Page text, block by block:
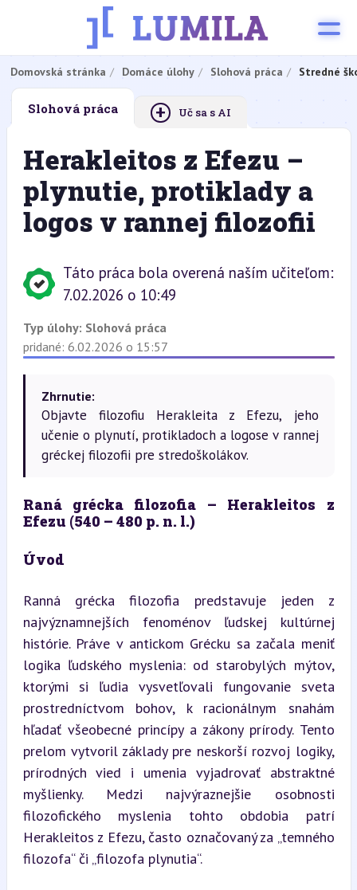
Domovská stránka Domáce úlohy Slohová práca Stredné
Slohová práca + Uč sa s AI
Herakleitos z Efezu –
plynutie, protiklady a
logos v rannej filozofii
Táto práca bola overená naším učiteľom:
7.02.2026 o 10:49
Typ úlohy: Slohová práca
pridané: 6.02.2026 o 15:57
Zhrnutie:
Objavte filozofiu Herakleita z Efezu, jeho
učenie o plynutí, protikladoch a logose v rannej
gréckej filozofii pre stredoškolákov.
Raná grécka filozofia – Herakleitos z
Efezu (540 – 480 p. n. l.)
Úvod
Ranná grécka filozofia predstavuje jeden z
najvýznamnejších fenoménov ľudskej kultúrnej
histórie. Práve v antickom Grécku sa začala meniť
logika ľudského myslenia: od starobylých mýtov,
ktorými si ľudia vysvetľovali fungovanie sveta
prostredníctvom bohov, k racionálnym snahám
hľadať všeobecné princípy a zákony prírody. Tento
prelom vytvoril základy pre neskorší rozvoj logiky,
prírodných vied i umenia vyjadrovať abstraktné
myšlienky. Medzi najvýraznejšie osobnosti
filozofického myslenia tohto obdobia patrí
Herakleitos z Efezu, často označovaný za „temného
filozofa“ či „filozofa plynutia“.